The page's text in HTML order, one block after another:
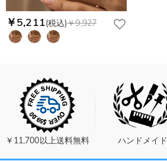
￥5,211(税込)￥9,927
￥11,700以上送料無料 ハンドメイド